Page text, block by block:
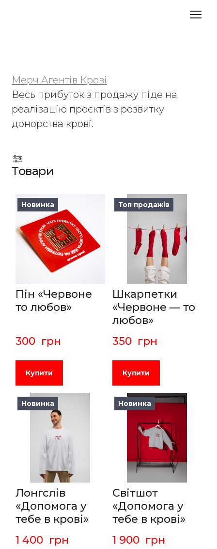
Мерч Агентів Крові
Весь прибуток з продажу піде на
реалізацію проєктів з розвитку
донорства крові.
Товари
Новинка
Пін «Червоне
то любов»
300  грн
Купити
Топ продажів
Шкарпетки
«Червоне — то
любов»
350  грн
Купити
Новинка
Лонгслів
«Допомога у
тебе в крові»
1 400  грн
Новинка
Світшот
«Допомога у
тебе в крові»
1 900  грн